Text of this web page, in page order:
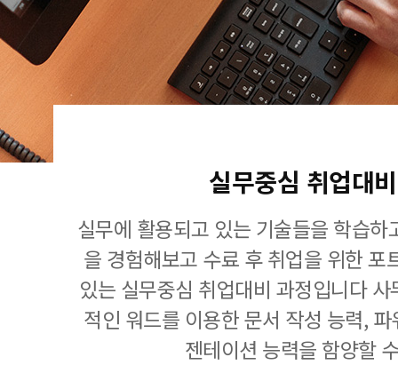
실무중심 취업대
실무에 활용되고 있는 기술들을 학습
을 경험해보고 수료 후 취업을 위한 포
있는 실무중심 취업대비 과정입니다
적인 워드를 이용한 문서 작성 능력,
젠테이션 능력을 함양할